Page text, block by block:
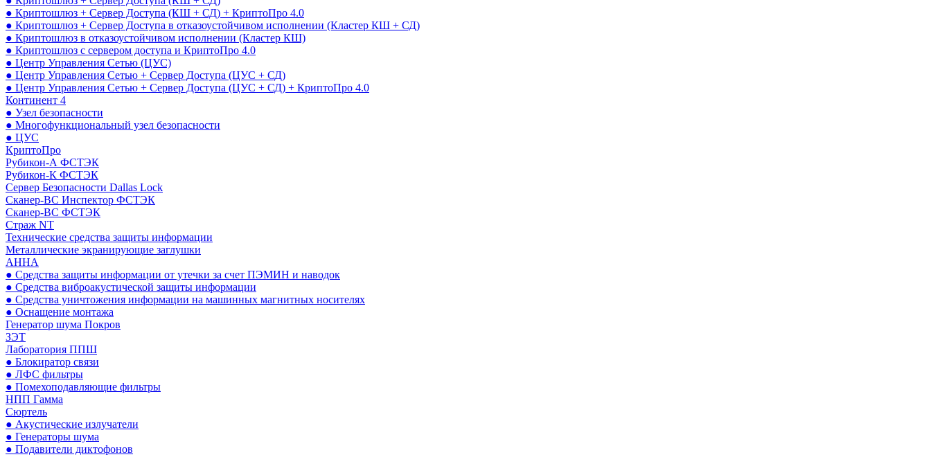
● Криптошлюз + Сервер Доступа (КШ + СД) + КриптоПро 4.0
● Криптошлюз + Сервер Доступа в отказоустойчивом исполнении (Кластер КШ + СД)
● Криптошлюз в отказоустойчивом исполнении (Кластер КШ)
● Криптошлюз с сервером доступа и КриптоПро 4.0
● Центр Управления Сетью (ЦУС)
● Центр Управления Сетью + Сервер Доступа (ЦУС + СД)
● Центр Управления Сетью + Сервер Доступа (ЦУС + СД) + КриптоПро 4.0
Континент 4
● Узел безопасности
● Многофункциональный узел безопасности
● ЦУС
КриптоПро
Рубикон-А ФСТЭК
Рубикон-К ФСТЭК
Сервер Безопасности Dallas Lock
Сканер-ВС Инспектор ФСТЭК
Сканер-ВС ФСТЭК
Страж NT
Технические средства защиты информации
Металлические экранирующие заглушки
АННА
● Средства защиты информации от утечки за счет ПЭМИН и наводок
● Средства виброакустической защиты информации
● Средства уничтожения информации на машинных магнитных носителях
● Оснащение монтажа
Генератор шума Покров
ЗЭТ
Лаборатория ППШ
● Блокиратор связи
● ЛФС фильтры
● Помехоподавляющие фильтры
НПП Гамма
Сюртель
● Акустические излучатели
● Генераторы шума
● Подавители диктофонов